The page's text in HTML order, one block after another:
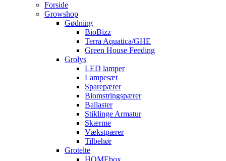
Forside
Growshop
Gødning
BioBizz
Terra Aquatica/GHE
Green House Feeding
Grolys
LED lamper
Lampesæt
Sparepærer
Blomstringspærer
Ballaster
Stiklinge Armatur
Skærme
Vækstpærer
Tilbehør
Grotelte
HOMEbox